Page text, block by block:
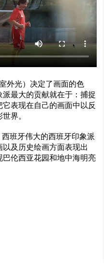
外光）决定了画面的色
最大的贡献就在于：捕捉
表现在自己的画面中以反
界。
班牙伟大的西班牙印象派
及历史绘画方面表现出
伦西亚花园和地中海明亮